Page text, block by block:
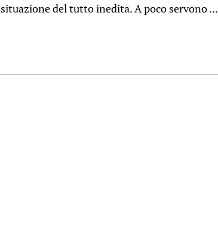
situazione del tutto inedita. A poco servono ...